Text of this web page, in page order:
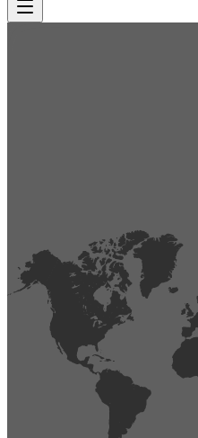
404Página no
La página que buscas no existe
Comprueba la URL e inténtalo
Ir a la página de inicio
Obtener soporte técnico